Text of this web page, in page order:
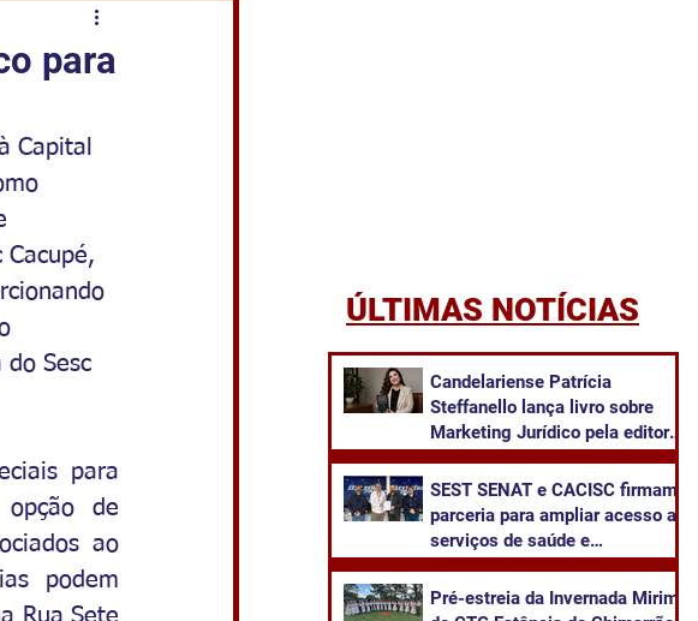
para
Capital
Sesc
para
de
ao
podem
Rua Sete
ÚLTIMAS NOTÍCIAS
Candelariense Patrícia
Steffanello lança livro sobre
Marketing Jurídico pela editora
SEST SENAT e CACISC firmam
parceria para ampliar acesso a
serviços de saúde e
Pré-estreia da Invernada Mirim